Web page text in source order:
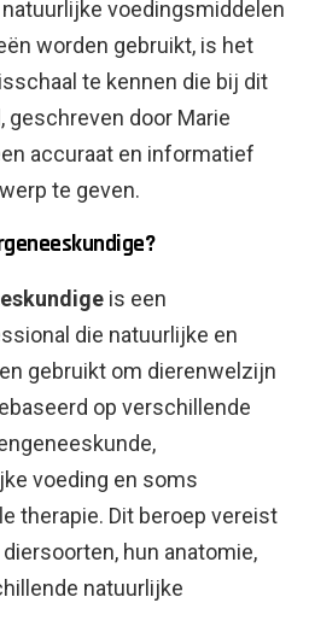
voedingsmiddelen
worden gebruikt, is het
te kennen die bij dit
geschreven door Marie
accuraat en informatief
te geven.
is een
die natuurlijke en
gebruikt om dierenwelzijn
op verschillende
voeding en soms
therapie. Dit beroep vereist
hun anatomie,
natuurlijke